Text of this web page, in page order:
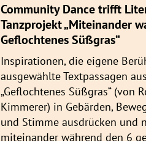
Community Dance trifft
Tanzprojekt „Miteinander
Geflochtenes Süßgras“
Inspirationen, die eigene
ausgewählte Textpassagen
„Geflochtenes Süßgras“ (von
Kimmerer) in Gebärden,
und Stimme ausdrücken und
miteinander während den 6